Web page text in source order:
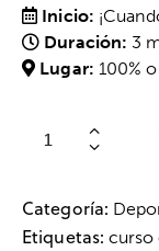
Inicio:
Duración: 3
Lugar: 100%
Categoría:
Etiquetas:curso